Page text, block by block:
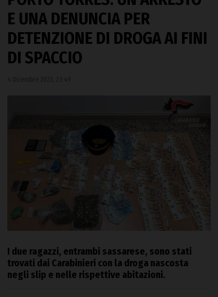
E UNA DENUNCIA PER
DETENZIONE DI DROGA AI FINI
DI SPACCIO
I due ragazzi, entrambi sassarese, sono stati
trovati dai Carabinieri con la droga nascosta
negli slip e nelle rispettive abitazioni.